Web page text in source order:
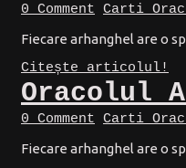
0 Comment Carti
Fiecare arhanghel are o
Citește articolul!
Oracolul
0 Comment Carti
Fiecare arhanghel are o